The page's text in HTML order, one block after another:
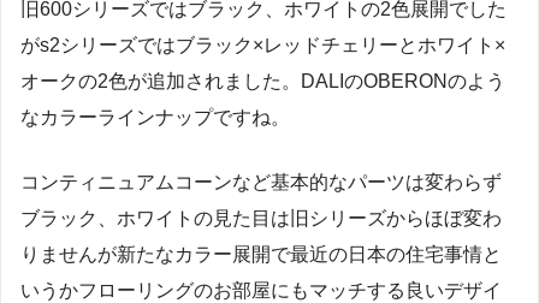
旧600シリーズではブラック、ホワイトの2色展開でした
がs2シリーズではブラック×レッドチェリーとホワイト×
オークの2色が追加されました。DALIのOBERONのよう
なカラーラインナップですね。
コンティニュアムコーンなど基本的なパーツは変わらず
ブラック、ホワイトの見た目は旧シリーズからほぼ変わ
りませんが新たなカラー展開で最近の日本の住宅事情と
いうかフローリングのお部屋にもマッチする良いデザイ